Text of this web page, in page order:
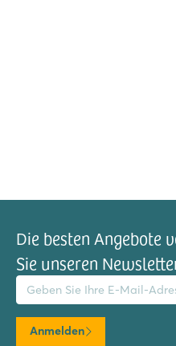
Die besten Angebote
Sie unseren
Adresse
Anmelden